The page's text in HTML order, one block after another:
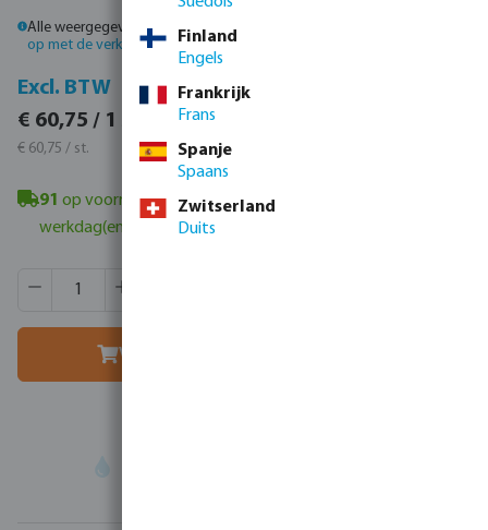
Alle weergegeven prijzen zijn inclusief btw.
op met de verkoopafdelingvoor aangepaste prijzen.
Excl. BTW
€ 60,75 / 1 st.
€ 60,75 / st.
Incl. BTW
€ 73,51 / st.
91 op voorraad in Veghel, NL- minimale levertijd: 1-2
werkdag(en)
Producthoeveelheid: Voer de gewenste hoeveelheid in of
Voeg toe aan winkelmandje
Finland
Engels
Frankrijk
Frans
Spanje
Spaans
Zwitserland
Duits